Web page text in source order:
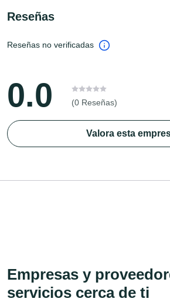
Reseñas
Reseñas no verificadas
0.0 (0 Reseñas)
Valora esta
Empresas y
servicios cerca de ti